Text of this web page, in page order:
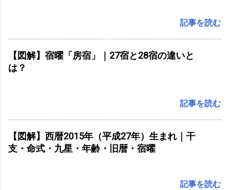
記事を読む
【図解】宿曜「房宿」｜27宿と28宿の違いと
は？
記事を読む
【図解】西暦2015年（平成27年）生まれ｜干
支・命式・九星・年齢・旧暦・宿曜
記事を読む